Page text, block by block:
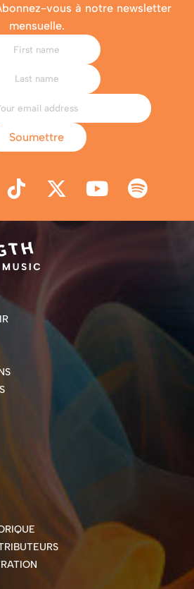
vous à notre newsletter
mensuelle.
Soumettre